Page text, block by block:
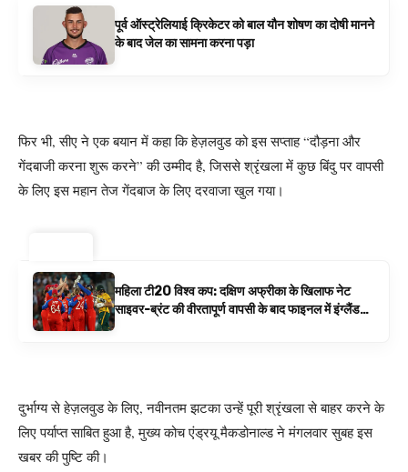
पूर्व ऑस्ट्रेलियाई क्रिकेटर को बाल यौन शोषण का दोषी मानने
के बाद जेल का सामना करना पड़ा
फिर भी, सीए ने एक बयान में कहा कि हेज़लवुड को इस सप्ताह “दौड़ना और
गेंदबाजी करना शुरू करने” की उम्मीद है, जिससे श्रृंखला में कुछ बिंदु पर वापसी
के लिए इस महान तेज गेंदबाज के लिए दरवाजा खुल गया।
महिला टी20 विश्व कप: दक्षिण अफ्रीका के खिलाफ नेट
साइवर-ब्रंट की वीरतापूर्ण वापसी के बाद फाइनल में इंग्लैंड
दुर्भाग्य से हेज़लवुड के लिए, नवीनतम झटका उन्हें पूरी श्रृंखला से बाहर करने के
लिए पर्याप्त साबित हुआ है, मुख्य कोच एंड्रयू मैकडोनाल्ड ने मंगलवार सुबह इस
खबर की पुष्टि की।